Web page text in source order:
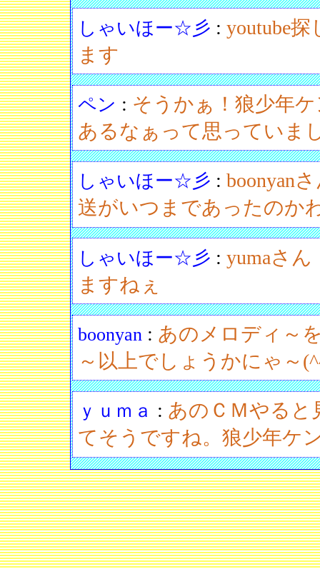
しゃいほー☆彡 :youtube
ます
ペン : そうかぁ！狼少年
あるなぁって思っていま
しゃいほー☆彡 :boonyan
送がいつまであったのか
しゃいほー☆彡 :yumaさ
ますねぇ
boonyan : あのメロディ～
～以上でしょうかにゃ～
ｙｕｍａ : あのＣＭやると
てそうですね。狼少年ケ